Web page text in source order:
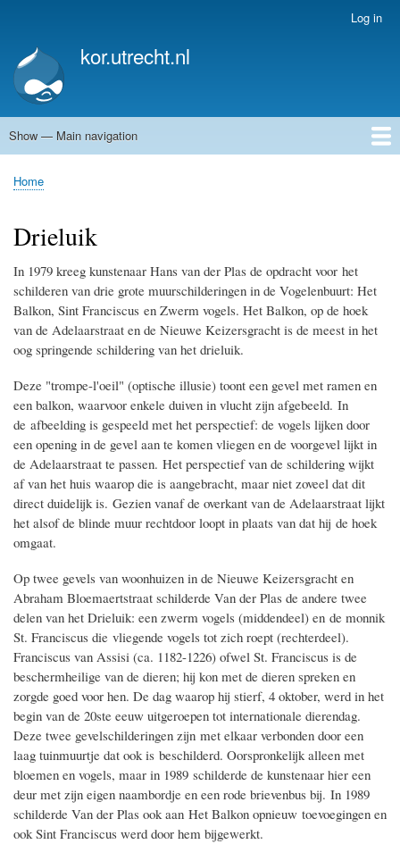
account
menu
Log in
kor.utrecht.nl
Main
Show — Main navigation
Home
Kunstwerken
Actueel
Routes
Breadcrumb
Home
Drieluik
In 1979 kreeg kunstenaar Hans van der Plas de opdracht voor het
schilderen van drie grote muurschilderingen in de Vogelenbuurt: Het
Balkon, Sint Franciscus en Zwerm vogels. Het Balkon, op de hoek
van de Adelaarstraat en de Nieuwe Keizersgracht is de meest in het
oog springende schildering van het drieluik.
Deze "trompe-l'oeil" (optische illusie) toont een gevel met ramen en
een balkon, waarvoor enkele duiven in vlucht zijn afgebeeld. In
de afbeelding is gespeeld met het perspectief: de vogels lijken door
een opening in de gevel aan te komen vliegen en de voorgevel lijkt in
de Adelaarstraat te passen. Het perspectief van de schildering wijkt
af van het huis waarop die is aangebracht, maar niet zoveel dat dit
direct duidelijk is. Gezien vanaf de overkant van de Adelaarstraat lijkt
het alsof de blinde muur rechtdoor loopt in plaats van dat hij de hoek
omgaat.
Op twee gevels van woonhuizen in de Nieuwe Keizersgracht en
Abraham Bloemaertstraat schilderde Van der Plas de andere twee
delen van het Drieluik: een zwerm vogels (middendeel) en de monnik
St. Franciscus die vliegende vogels tot zich roept (rechterdeel).
Franciscus van Assisi (ca. 1182-1226) ofwel St. Franciscus is de
beschermheilige van de dieren; hij kon met de dieren spreken en
zorgde goed voor hen. De dag waarop hij stierf, 4 oktober, werd in het
begin van de 20ste eeuw uitgeroepen tot internationale dierendag.
Deze twee gevelschilderingen zijn met elkaar verbonden door een
laag tuinmuurtje dat ook is beschilderd. Oorspronkelijk alleen met
bloemen en vogels, maar in 1989 schilderde de kunstenaar hier een
deur met zijn eigen naambordje en een rode brievenbus bij. In 1989
schilderde Van der Plas ook aan Het Balkon opnieuw toevoegingen en
ook Sint Franciscus werd door hem bijgewerkt.